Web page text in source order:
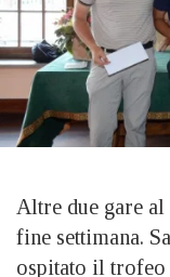
Altre due gare
fine settimana.
ospitato il